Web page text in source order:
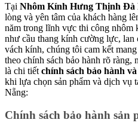
Tại Nhôm Kính Hưng Thịnh Đà
lòng và yên tâm của khách hàng
năm trong lĩnh vực thi công nhôm
như cầu thang kính cường lực,
vách kính, chúng tôi cam kết
theo chính sách bảo hành rõ
là chi tiết chính sách bảo hành
khi lựa chọn sản phẩm và dịch
Nẵng:
Chính sách bảo hành sản